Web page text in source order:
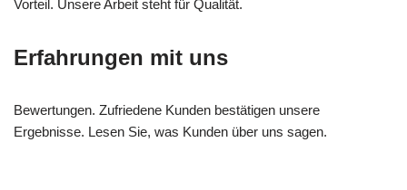
Vorteil. Unsere Arbeit steht für Qualität.
Erfahrungen mit uns
Bewertungen. Zufriedene Kunden bestätigen unsere
Ergebnisse. Lesen Sie, was Kunden über uns sagen.